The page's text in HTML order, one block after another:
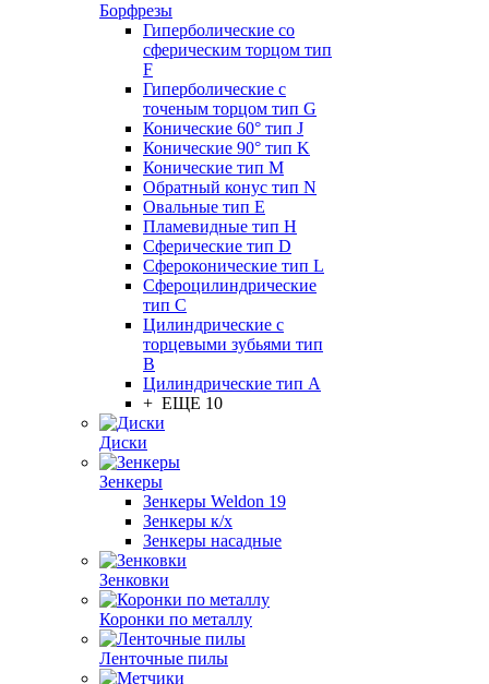
Борфрезы
Гиперболические cо
сферическим торцом тип
F
Гиперболические с
точеным торцом тип G
Конические 60° тип J
Конические 90° тип K
Конические тип M
Обратный конус тип N
Овальные тип E
Пламевидные тип H
Сферические тип D
Сфероконические тип L
Сфероцилиндрические
тип C
Цилиндрические с
торцевыми зубьями тип
B
Цилиндрические тип А
+ ЕЩЕ 10
Диски
Зенкеры
Зенкеры Weldon 19
Зенкеры к/х
Зенкеры насадные
Зенковки
Коронки по металлу
Ленточные пилы